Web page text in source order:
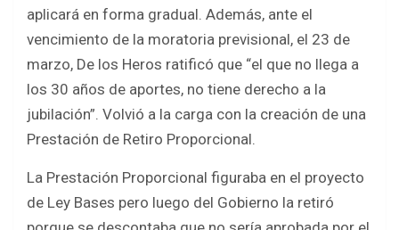
aplicará en forma gradual. Además, ante el
vencimiento de la moratoria previsional, el 23 de
marzo, De los Heros ratificó que “el que no llega a
los 30 años de aportes, no tiene derecho a la
jubilación”. Volvió a la carga con la creación de una
Prestación de Retiro Proporcional.
La Prestación Proporcional figuraba en el proyecto
de Ley Bases pero luego del Gobierno la retiró